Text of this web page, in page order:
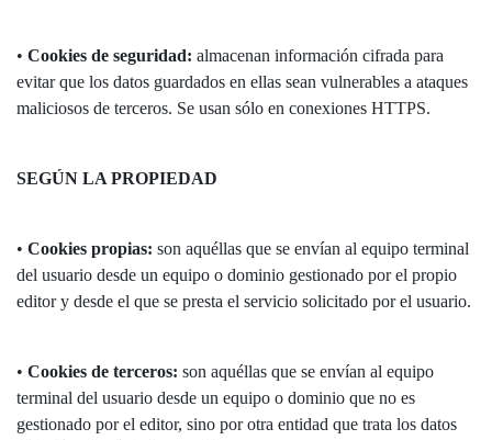
• Cookies de seguridad: almacenan información cifrada para
evitar que los datos guardados en ellas sean vulnerables a ataques
maliciosos de terceros. Se usan sólo en conexiones HTTPS.
SEGÚN LA PROPIEDAD
• Cookies propias: son aquéllas que se envían al equipo terminal
del usuario desde un equipo o dominio gestionado por el propio
editor y desde el que se presta el servicio solicitado por el usuario.
• Cookies de terceros: son aquéllas que se envían al equipo
terminal del usuario desde un equipo o dominio que no es
gestionado por el editor, sino por otra entidad que trata los datos